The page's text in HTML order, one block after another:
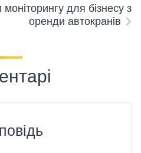
для бізнесу з
оренди автокранів